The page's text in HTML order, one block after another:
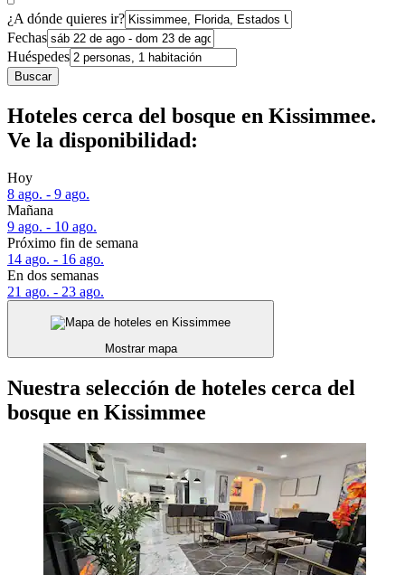
¿A dónde quieres ir?
Fechas
Huéspedes
Buscar
Hoteles cerca del bosque en Kissimmee.
Ve la disponibilidad:
Hoy
8 ago. - 9 ago.
Mañana
9 ago. - 10 ago.
Próximo fin de semana
14 ago. - 16 ago.
En dos semanas
21 ago. - 23 ago.
Mostrar mapa
Nuestra selección de hoteles cerca del
bosque en Kissimmee